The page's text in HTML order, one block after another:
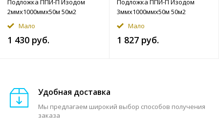
Подложка ППИ-П Изодом
2ммx1000ммx50м 50м2
Мало
1 430 руб.
Подложка ППИ-П Изодом
3ммx1000ммx50м 50м2
Мало
1 827 руб.
Удобная доставка
Мы предлагаем широкий выбор способов получения
заказа